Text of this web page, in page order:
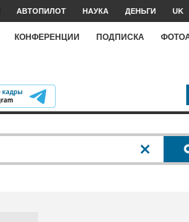
АВТОПИЛОТ НАУКА ДЕНЬГИ UK
КОНФЕРЕНЦИИ ПОДПИСКА